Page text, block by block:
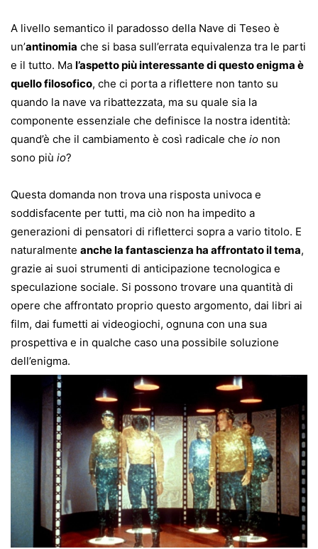
A livello semantico il paradosso della Nave di Teseo è
un’antinomia che si basa sull’errata equivalenza tra le parti
e il tutto. Ma l’aspetto più interessante di questo enigma è
quello filosofico, che ci porta a riflettere non tanto su
quando la nave va ribattezzata, ma su quale sia la
componente essenziale che definisce la nostra identità:
quand’è che il cambiamento è così radicale che io non
sono più io?
Questa domanda non trova una risposta univoca e
soddisfacente per tutti, ma ciò non ha impedito a
generazioni di pensatori di rifletterci sopra a vario titolo. E
naturalmente anche la fantascienza ha affrontato il tema,
grazie ai suoi strumenti di anticipazione tecnologica e
speculazione sociale. Si possono trovare una quantità di
opere che affrontato proprio questo argomento, dai libri ai
film, dai fumetti ai videogiochi, ognuna con una sua
prospettiva e in qualche caso una possibile soluzione
dell’enigma.